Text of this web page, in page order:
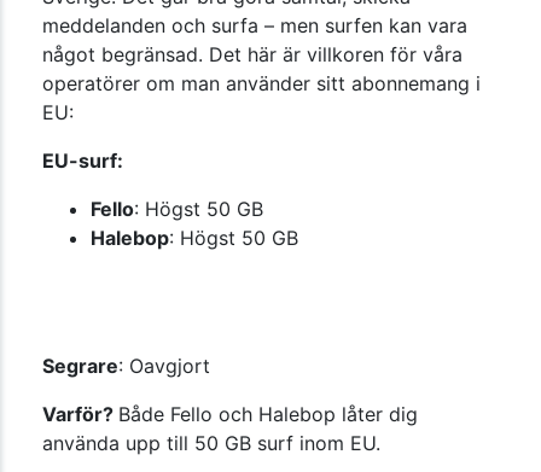
meddelanden och surfa – men surfen kan vara
något begränsad. Det här är villkoren för våra
operatörer om man använder sitt abonnemang i
EU:
EU-surf:
Fello: Högst 50 GB
Halebop: Högst 50 GB
Segrare: Oavgjort
Varför? Både Fello och Halebop låter dig
använda upp till 50 GB surf inom EU.